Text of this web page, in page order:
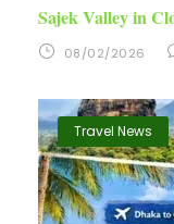
Sajek Valley in
08/02/2026
Travel News